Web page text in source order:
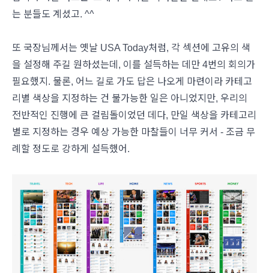
는 분들도 계셨고. ^^
또 국장님께서는 옛날 USA Today처럼, 각 섹션에 고유의 색
을 설정해 주길 원하셨는데, 이를 설득하는 데만 4번의 회의가
필요했지. 물론, 어느 길로 가도 답은 나오게 마련이라 카테고
리별 색상을 지정하는 건 불가능한 일은 아니었지만, 우리의
전반적인 진행에 큰 걸림돌이었던 데다, 만일 색상을 카테고리
별로 지정하는 경우 예상 가능한 마찰들이 너무 커서 - 조금 무
례할 정도로 강하게 설득했어.